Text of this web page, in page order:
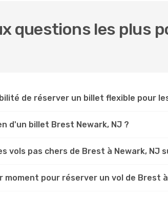
questions les plus
de réserver un billet flexible pour
d'un billet Brest Newark, NJ ?
vols pas chers de Brest à Newark, NJ
moment pour réserver un vol de Brest